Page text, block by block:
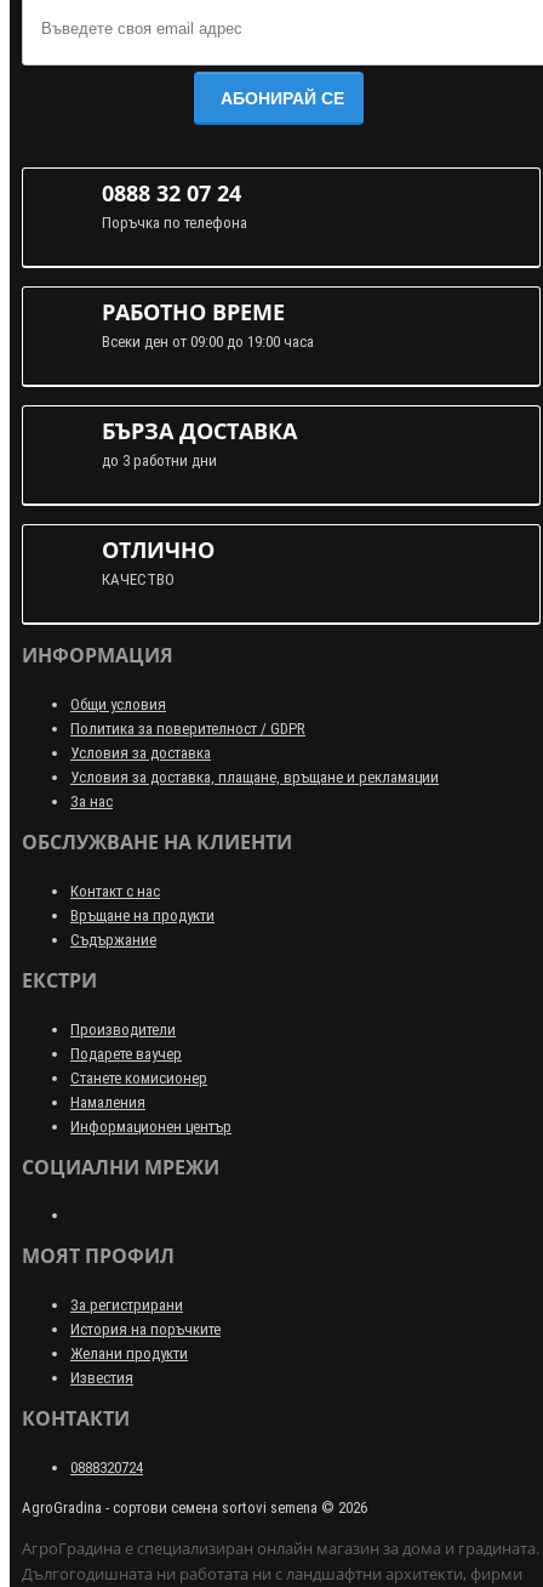
АБОНИРАЙ СЕ
0888 32 07 24
Поръчка по телефона
РАБОТНО ВРЕМЕ
Всеки ден от 09:00 до 19:00 часа
БЪРЗА ДОСТАВКА
до 3 работни дни
ОТЛИЧНО
КАЧЕСТВО
ИНФОРМАЦИЯ
Общи условия
Политика за поверителност / GDPR
Условия за доставка
Условия за доставка, плащане, връщане и рекламации
За нас
ОБСЛУЖВАНЕ НА КЛИЕНТИ
Контакт с нас
Връщане на продукти
Съдържание
ЕКСТРИ
Производители
Подарете ваучер
Станете комисионер
Намаления
Информационен център
СОЦИАЛНИ МРЕЖИ
МОЯТ ПРОФИЛ
За регистрирани
История на поръчките
Желани продукти
Известия
КОНТАКТИ
0888320724
AgroGradina - сортови семена sortovi semena © 2026
АгроГрадина е специализиран онлайн магазин за дома и градината.
Дългогодишната ни работата ни с ландшафтни архитекти, фирми